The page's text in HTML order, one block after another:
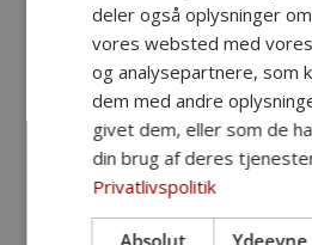
✔ Vi anmelder
deler også oplysninger
vores websted med
og analysepartnere, som
dem med andre
givet dem, eller som de
din brug af deres
Privatlivspolitik
Absolut Ydeevne